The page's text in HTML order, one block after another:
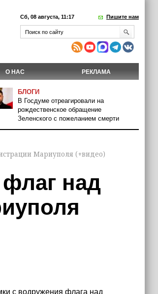
Сб, 08 августа, 11:17 Пишите нам
О НАС РЕКЛАМА
БЛОГИ
В Госдуме отреагировали на
рождественское обращение
Зеленского с пожеланием смерти
Мариуполя (+видео)
над
с водружения флага над